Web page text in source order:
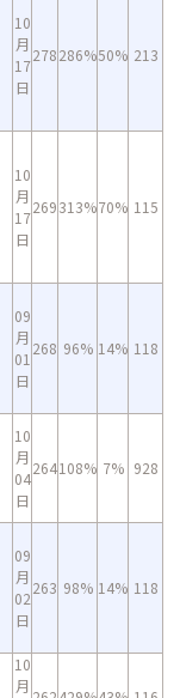
10
月
17
日
278286%50% 213
10
月
17
日
269313%70% 115
09
月
01
日
268 96% 14% 118
10
月
04
日
264108% 7% 928
09
月
02
日
263 98% 14% 118
10
月